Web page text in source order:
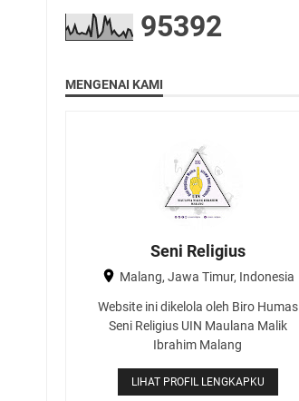
95392
MENGENAI KAMI
Seni Religius
Malang, Jawa Timur, Indonesia
Website ini dikelola oleh Biro Humas
Seni Religius UIN Maulana Malik
Ibrahim Malang
LIHAT PROFIL LENGKAPKU